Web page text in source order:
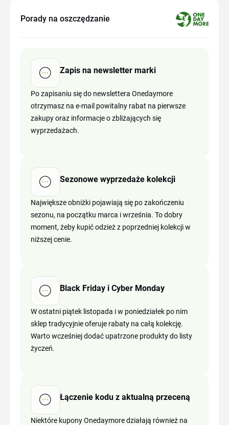
Porady na oszczędzanie
Zapis na newsletter marki
Po zapisaniu się do newslettera Onedaymore
otrzymasz na e-mail powitalny rabat na pierwsze
zakupy oraz informacje o zbliżających się
wyprzedażach.
Sezonowe wyprzedaże kolekcji
Największe obniżki pojawiają się po zakończeniu
sezonu, na początku marca i września. To dobry
moment, żeby kupić odzież z poprzedniej kolekcji w
niższej cenie.
Black Friday i Cyber Monday
W ostatni piątek listopada i w poniedziałek po nim
sklep tradycyjnie oferuje rabaty na całą kolekcję.
Warto wcześniej dodać upatrzone produkty do listy
życzeń.
Łączenie kodu z aktualną przeceną
Niektóre kupony Onedaymore działają również na